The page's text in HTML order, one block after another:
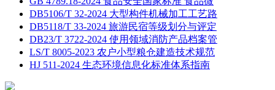
DB5106/T 32-2024 大型构件机械加工工艺路
DB5118/T 33-2024 旅游民宿等级划分与评定
DB23/T 3722-2024 使用领域消防产品档案管
LS/T 8005-2023 农户小型粮仓建造技术规范
HJ 511-2024 生态环境信息化标准体系指南